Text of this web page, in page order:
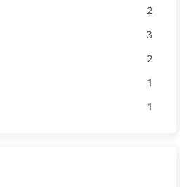
2
3
2
1
1